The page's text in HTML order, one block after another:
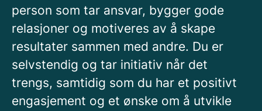
person som tar ansvar, bygger gode
relasjoner og motiveres av å skape
resultater sammen med andre. Du er
selvstendig og tar initiativ når det
trengs, samtidig som du har et positivt
engasjement og et ønske om å utvikle